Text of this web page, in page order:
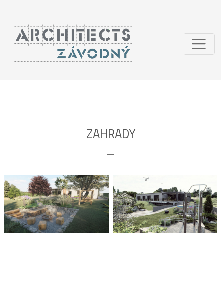
ZAHRADY